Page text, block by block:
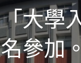
大學
參加。